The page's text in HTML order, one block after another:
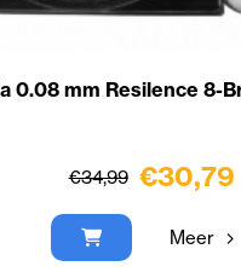
0.08 mm Resilence 8-
€34,99 €30,79
Meer